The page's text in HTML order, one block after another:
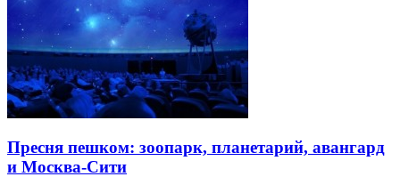
Пресня пешком: зоопарк, планетарий, авангард
и Москва-Сити